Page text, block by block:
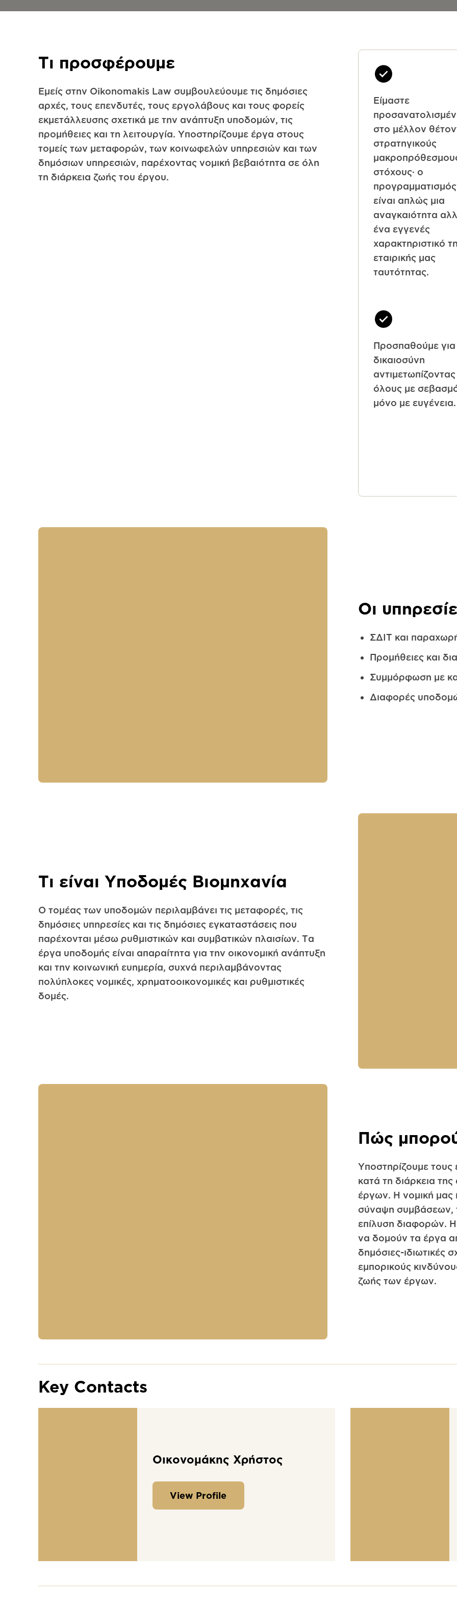
Τι προσφέρουμε
Εμείς στην Oikonomakis Law συμβουλεύουμε τις δημόσιες
αρχές, τους επενδυτές, τους εργολάβους και τους φορείς
εκμετάλλευσης σχετικά με την ανάπτυξη υποδομών, τις
προμήθειες και τη λειτουργία. Υποστηρίζουμε έργα στους
τομείς των μεταφορών, των κοινωφελών υπηρεσιών και των
δημόσιων υπηρεσιών, παρέχοντας νομική βεβαιότητα σε όλη
τη διάρκεια ζωής του έργου.
Είμαστε
στο μέλλον
στρατηγικούς
στόχους· ο
είναι απλώς μια
αναγκαιότητα
ένα εγγενές
χαρακτηριστικό
εταιρικής μας
ταυτότητας.
Προσπαθούμε για
δικαιοσύνη
αντιμετωπίζοντας
όλους με
μόνο με ευγένεια.
Οι
ΣΔΙΤ και
Προμήθειες και
Συμμόρφωση με
Διαφορές
Τι είναι Υποδομές Βιομηχανία
Ο τομέας των υποδομών περιλαμβάνει τις μεταφορές, τις
δημόσιες υπηρεσίες και τις δημόσιες εγκαταστάσεις που
παρέχονται μέσω ρυθμιστικών και συμβατικών πλαισίων. Τα
έργα υποδομής είναι απαραίτητα για την οικονομική ανάπτυξη
και την κοινωνική ευημερία, συχνά περιλαμβάνοντας
πολύπλοκες νομικές, χρηματοοικονομικές και ρυθμιστικές
δομές.
Πώς
Υποστηρίζουμε
κατά τη διάρκεια
έργων. Η νομική μας
σύναψη συμβάσεων,
επίλυση διαφορών.
να δομούν τα έργα
δημόσιες-ιδιωτικές
εμπορικούς
ζωής των έργων.
Key Contacts
Οικονομάκης Χρήστος
View Profile